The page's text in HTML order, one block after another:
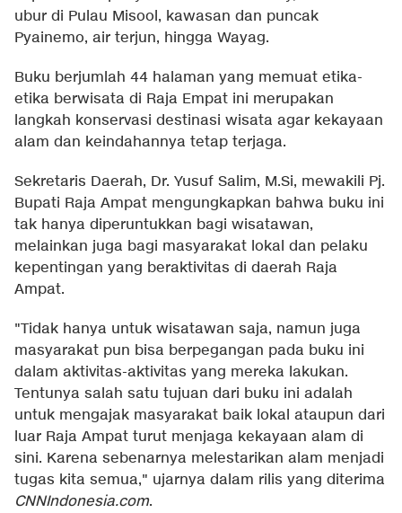
ubur di Pulau Misool, kawasan dan puncak
Pyainemo, air terjun, hingga Wayag.
Buku berjumlah 44 halaman yang memuat etika-
etika berwisata di Raja Empat ini merupakan
langkah konservasi destinasi wisata agar kekayaan
alam dan keindahannya tetap terjaga.
Sekretaris Daerah, Dr. Yusuf Salim, M.Si, mewakili Pj.
Bupati Raja Ampat mengungkapkan bahwa buku ini
tak hanya diperuntukkan bagi wisatawan,
melainkan juga bagi masyarakat lokal dan pelaku
kepentingan yang beraktivitas di daerah Raja
Ampat.
"Tidak hanya untuk wisatawan saja, namun juga
masyarakat pun bisa berpegangan pada buku ini
dalam aktivitas-aktivitas yang mereka lakukan.
Tentunya salah satu tujuan dari buku ini adalah
untuk mengajak masyarakat baik lokal ataupun dari
luar Raja Ampat turut menjaga kekayaan alam di
sini. Karena sebenarnya melestarikan alam menjadi
tugas kita semua," ujarnya dalam rilis yang diterima
CNNIndonesia.com.